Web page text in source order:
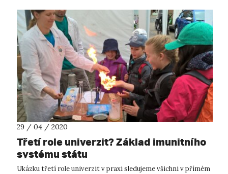
29 / 04 / 2020
Třetí role univerzit? Základ imunitního
systému státu
Ukázku třetí role univerzit v praxi sledujeme všichni v přímém